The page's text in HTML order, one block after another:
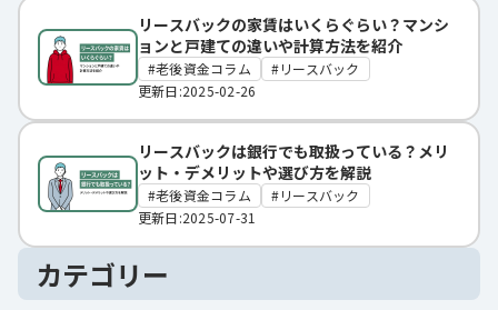
リースバックの家賃はいくらぐらい？マンシ
ョンと戸建ての違いや計算方法を紹介
老後資金コラム
リースバック
更新日:2025-02-26
リースバックは銀行でも取扱っている？メリ
ット・デメリットや選び方を解説
老後資金コラム
リースバック
更新日:2025-07-31
カテゴリー